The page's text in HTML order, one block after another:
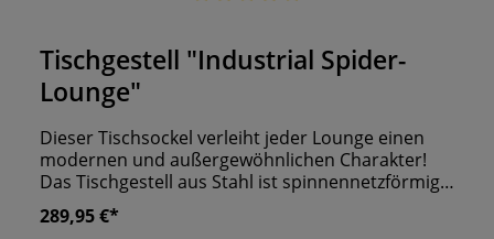
Tischgestell "Industrial Spider-
Lounge"
Dieser Tischsockel verleiht jeder Lounge einen
modernen und außergewöhnlichen Charakter!
Das Tischgestell aus Stahl ist spinnennetzförmig
designt. Dank seiner schwarzen
Pulverbeschichtung ist es problemlos mit jeder
289,95 €*